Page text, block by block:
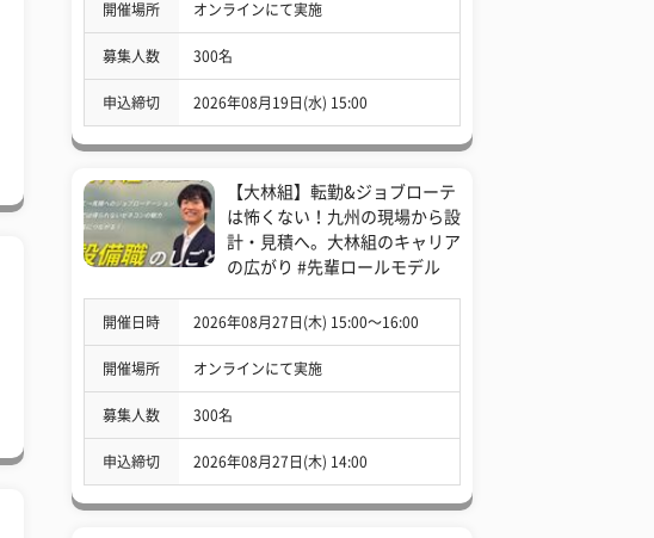
開催場所 オンラインにて実施
募集人数 300名
申込締切 2026年08月19日(水) 15:00
【大林組】転勤&ジョブローテ
は怖くない！九州の現場から設
計・見積へ。大林組のキャリア
の広がり #先輩ロールモデル
開催日時 2026年08月27日(木) 15:00〜16:00
開催場所 オンラインにて実施
募集人数 300名
申込締切 2026年08月27日(木) 14:00